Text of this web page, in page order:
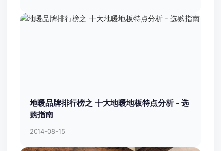
地暖品牌排行榜之 十大地暖地板特点分析 - 选
购指南
2014-08-15